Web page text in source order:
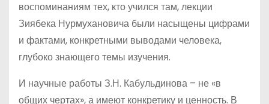
воспоминаниям тех, кто учился там, лекции
Зиябека Нурмухановича были насыщены цифрами
и фактами, конкретными выводами человека,
глубоко знающего темы изучения.
И научные работы З.Н. Кабульдинова – не «в
общих чертах», а имеют конкретику и ценность. В